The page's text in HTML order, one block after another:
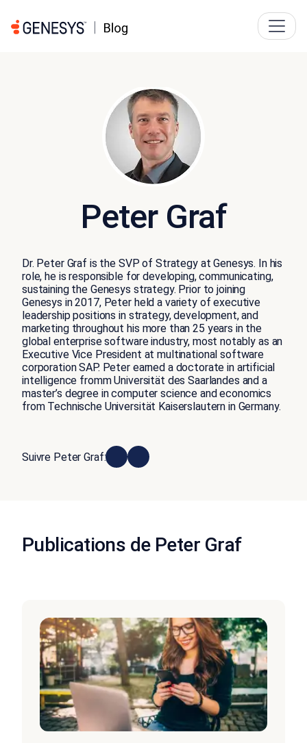
Peter Graf
Dr. Peter Graf is the SVP of Strategy at Genesys. In his
role, he is responsible for developing, communicating,
sustaining the Genesys strategy. Prior to joining
Genesys in 2017, Peter held a variety of executive
leadership positions in strategy, development, and
marketing throughout his more than 25 years in the
global enterprise software industry, most notably as an
Executive Vice President at multinational software
corporation SAP. Peter earned a doctorate in artificial
intelligence fromm Universität des Saarlandes and a
master’s degree in computer science and economics
from Technische Universität Kaiserslautern in Germany.
Suivre Peter Graf:
Publications de Peter Graf